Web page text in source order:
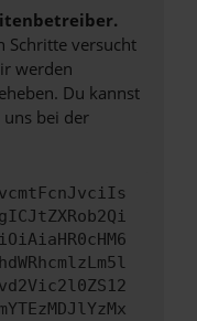
Schritte versucht
werden
Du kannst
uns bei der